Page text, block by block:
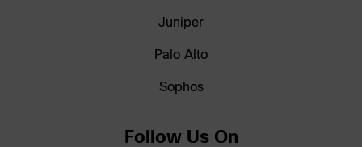
Juniper
Palo Alto
Sophos
Follow Us On